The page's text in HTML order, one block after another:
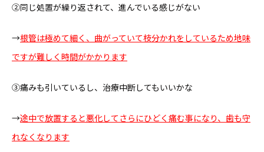
②同じ処置が繰り返されて、進んでいる感じがない
→根管は極めて細く、曲がっていて枝分かれをしているため地味
ですが難しく時間がかかります
③痛みも引いているし、治療中断してもいいかな
→途中で放置すると悪化してさらにひどく痛む事になり、歯も守
れなくなります